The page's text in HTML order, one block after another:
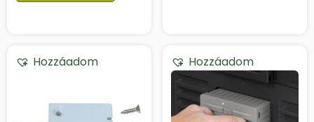
Hozzáadom Hozzáadom